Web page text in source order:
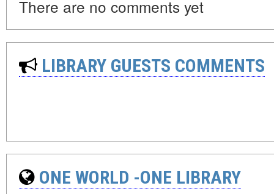
There are no comments yet
LIBRARY GUESTS COMMENTS
ONE WORLD -ONE LIBRARY